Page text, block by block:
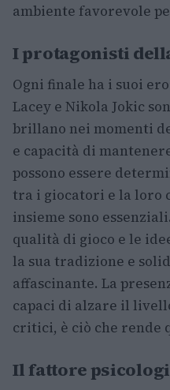
ambiente favorevole
I protagonisti
Ogni finale ha i suoi
Lacey e Nikola Jokic
brillano nei momenti
e capacità di
possono essere
tra i giocatori e la loro
insieme sono
qualità di gioco e le
la sua tradizione e
affascinante. La
capaci di alzare il
critici, è ciò che rende
Il fattore